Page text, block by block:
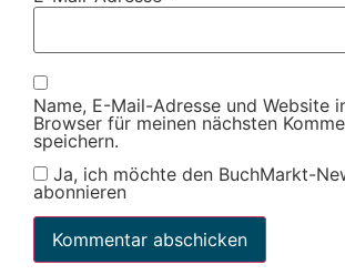
Name, E-Mail-Adresse und Website
Browser für meinen nächsten
speichern.
Ja, ich möchte den BuchMarkt-
abonnieren